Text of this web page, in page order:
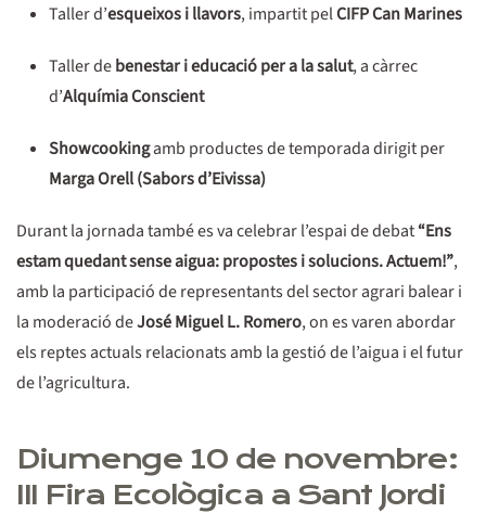
Taller d’esqueixos i llavors, impartit pelCIFP Can Marines
Taller debenestar i educació per a la salut, a càrrec
d’Alquímia Conscient
Showcookingamb productes de temporada dirigit per
Marga Orell (Sabors d’Eivissa)
Durant la jornada també es va celebrar l’espai de debat“Ens
estam quedant sense aigua: propostes i solucions. Actuem!”,
amb la participació de representants del sector agrari balear i
la moderació deJosé Miguel L. Romero, on es varen abordar
els reptes actuals relacionats amb la gestió de l’aigua i el futur
de l’agricultura.
Diumenge 10 de novembre:
III Fira Ecològica a Sant Jordi